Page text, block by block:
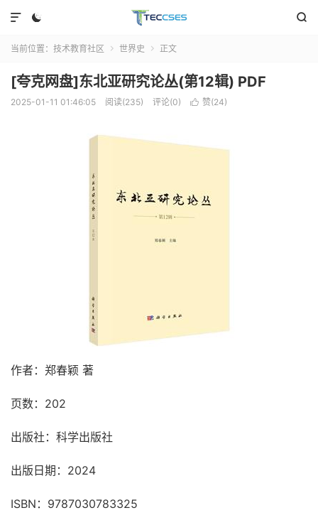
 

当前位置： 技术教育社区  世界史  正文
[夸克网盘]东北亚研究论丛(第12辑) PDF
2025-01-11 01:46:05 阅读(235) 评论(0)  赞(24)
作者：郑春颖 著
页数：202
出版社：科学出版社
出版日期：2024
ISBN：9787030783325